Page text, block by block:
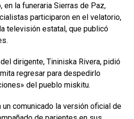
en la funeraria Sierras de Paz,
participaron en el velatorio,
televisión estatal, que publicó
dirigente, Tininiska Rivera, pidió
regresar para despedirlo
del pueblo miskitu.
comunicado la versión oficial de